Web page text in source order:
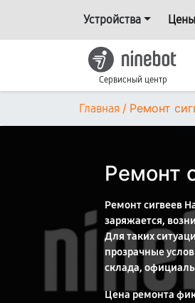
Устройства
Сервисный центр
Главная / Ремонт
Ремонт
Ремонт сигвеев
заряжается,
Для таких
прозрачные
склада,
Цена ремонта